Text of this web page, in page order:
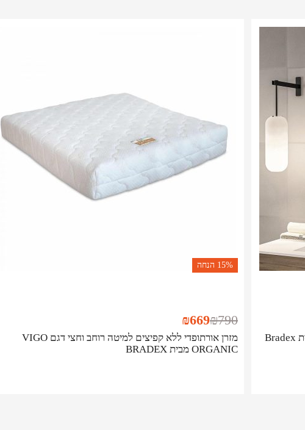
15% הנחה
מזרן אורתופדי ללא קפיצים למיטה רוחב וחצי דגם VIGO
ORGANIC מבית BRADEX
₪790
₪669